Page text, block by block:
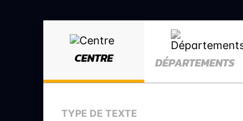
CENTRE DÉPARTEMENTS
TYPE DE TEXTE